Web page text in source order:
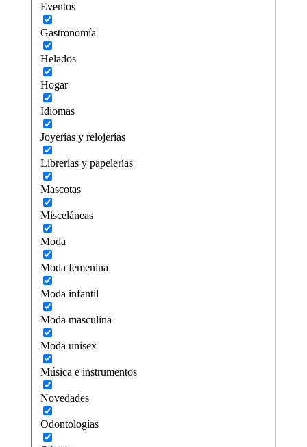
Eventos
Gastronomía
Helados
Hogar
Idiomas
Joyerías y relojerías
Librerías y papelerías
Mascotas
Misceláneas
Moda
Moda femenina
Moda infantil
Moda masculina
Moda unisex
Música e instrumentos
Novedades
Odontologías